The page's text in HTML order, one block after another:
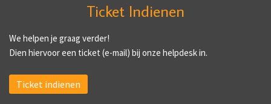
Ticket Indienen
We helpen je graag verder!
Dien hiervoor een ticket (e-mail) bij onze helpdesk in.
Ticket indienen